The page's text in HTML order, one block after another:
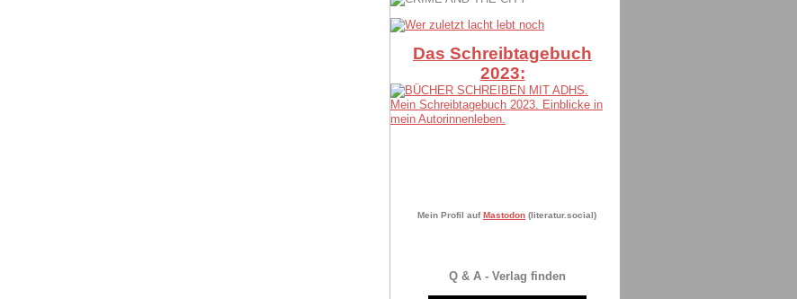
Das Schreibtagebuch
2023:
Mein Profil auf Mastodon (literatur.social)
Q & A - Verlag finden